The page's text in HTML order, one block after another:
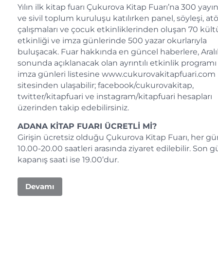
Yılın ilk kitap fuarı Çukurova Kitap Fuarı’na 300
ve sivil toplum kuruluşu katılırken panel, söyleşi,
çalışmaları ve çocuk etkinliklerinden oluşan 70
etkinliği ve imza günlerinde 500 yazar okurlarıyla
buluşacak. Fuar hakkında en güncel haberlere,
sonunda açıklanacak olan ayrıntılı etkinlik
imza günleri listesine www.cukurovakitapfuari.com
sitesinden ulaşabilir; facebook/cukurovakitap,
twitter/kitapfuari ve instagram/kitapfuari hesapları
üzerinden takip edebilirsiniz.
ADANA KİTAP FUARI ÜCRETLİ Mİ?
Girişin ücretsiz olduğu Çukurova Kitap Fuarı, her
10.00-20.00 saatleri arasında ziyaret edilebilir. Son
kapanış saati ise 19.00’dur.
Devamı